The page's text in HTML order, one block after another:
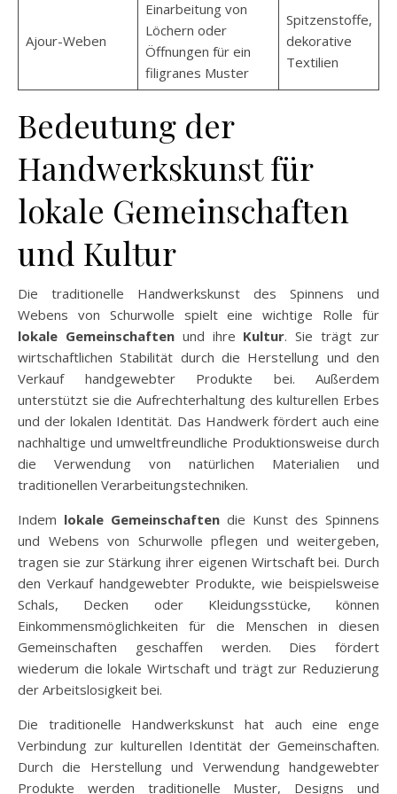
Ajour-Weben
Einarbeitung von
Löchern oder
Öffnungen für ein
filigranes Muster
Spitzenstoffe,
dekorative
Textilien
Bedeutung der
Handwerkskunst für
lokale Gemeinschaften
und Kultur
Die traditionelle Handwerkskunst des Spinnens und
Webens von Schurwolle spielt eine wichtige Rolle für
lokale Gemeinschaftenund ihre Kultur. Sie trägt zur
wirtschaftlichen Stabilität durch die Herstellung und den
Verkauf handgewebter Produkte bei. Außerdem
unterstützt sie die Aufrechterhaltung des kulturellen Erbes
und der lokalen Identität. Das Handwerk fördert auch eine
nachhaltige und umweltfreundliche Produktionsweise durch
die Verwendung von natürlichen Materialien und
traditionellen Verarbeitungstechniken.
Indem lokale Gemeinschaften die Kunst des Spinnens
und Webens von Schurwolle pflegen und weitergeben,
tragen sie zur Stärkung ihrer eigenen Wirtschaft bei. Durch
den Verkauf handgewebter Produkte, wie beispielsweise
Schals, Decken oder Kleidungsstücke, können
Einkommensmöglichkeiten für die Menschen in diesen
Gemeinschaften geschaffen werden. Dies fördert
wiederum die lokale Wirtschaft und trägt zur Reduzierung
der Arbeitslosigkeit bei.
Die traditionelle Handwerkskunst hat auch eine enge
Verbindung zur kulturellen Identität der Gemeinschaften.
Durch die Herstellung und Verwendung handgewebter
Produkte werden traditionelle Muster, Designs und